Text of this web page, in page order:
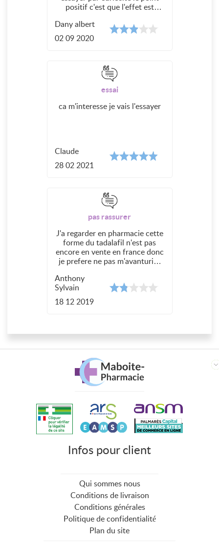
positif c'est que l'effet est
les effets secondaires sont bien
present voir plus intense que les
autres generique je prefere
Dany albert
02 09 2020
essai
ca m'interesse je vais l'essayer
Claude
28 02 2021
pas rassurer
J'a regarder en pharmacie cette
forme du tadalafil n'est pas
encore en vente en france donc
je prefere ne pas m'avanturier
Anthony
Sylvain
18 12 2019
Infos pour client
Qui sommes nous
Conditions de livraison
Conditions générales
Politique de confidentialité
Plan du site